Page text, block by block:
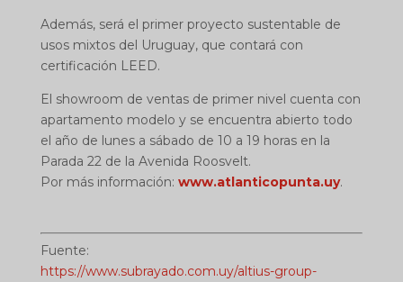
Además, será el primer proyecto sustentable de
usos mixtos del Uruguay, que contará con
certificación LEED.
El showroom de ventas de primer nivel cuenta con
apartamento modelo y se encuentra abierto todo
el año de lunes a sábado de 10 a 19 horas en la
Parada 22 de la Avenida Roosvelt.
Por más información: www.atlanticopunta.uy.
Fuente:
https://www.subrayado.com.uy/altius-group-